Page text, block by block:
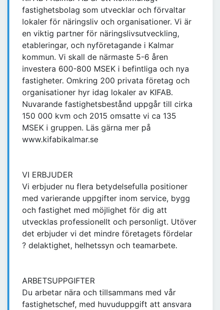
fastighetsbolag som utvecklar och förvaltar
lokaler för näringsliv och organisationer. Vi är
en viktig partner för näringslivsutveckling,
etableringar, och nyföretagande i Kalmar
kommun. Vi skall de närmaste 5-6 åren
investera 600-800 MSEK i befintliga och nya
fastigheter. Omkring 200 privata företag och
organisationer hyr idag lokaler av KIFAB.
Nuvarande fastighetsbestånd uppgår till cirka
150 000 kvm och 2015 omsatte vi ca 135
MSEK i gruppen. Läs gärna mer på
www.kifabikalmar.se
VI ERBJUDER
Vi erbjuder nu flera betydelsefulla positioner
med varierande uppgifter inom service, bygg
och fastighet med möjlighet för dig att
utvecklas professionellt och personligt. Utöver
det erbjuder vi det mindre företagets fördelar
? delaktighet, helhetssyn och teamarbete.
ARBETSUPPGIFTER
Du arbetar nära och tillsammans med vår
fastighetschef, med huvuduppgift att ansvara